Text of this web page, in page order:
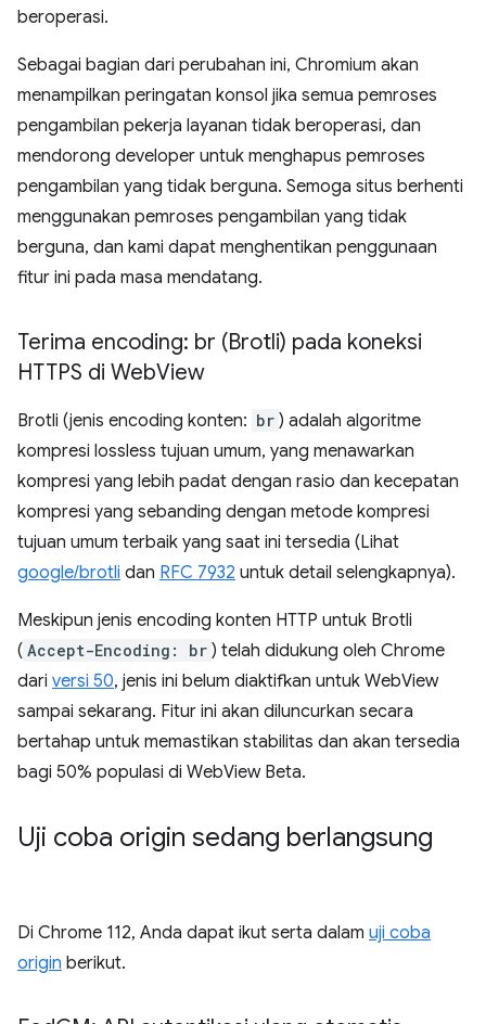
beroperasi.
Sebagai bagian dari perubahan ini, Chromium akan
menampilkan peringatan konsol jika semua pemroses
pengambilan pekerja layanan tidak beroperasi, dan
mendorong developer untuk menghapus pemroses
pengambilan yang tidak berguna. Semoga situs berhenti
menggunakan pemroses pengambilan yang tidak
berguna, dan kami dapat menghentikan penggunaan
fitur ini pada masa mendatang.
Terima encoding: br (Brotli) pada koneksi
HTTPS di WebView
Brotli (jenis encoding konten: br ) adalah algoritme
kompresi lossless tujuan umum, yang menawarkan
kompresi yang lebih padat dengan rasio dan kecepatan
kompresi yang sebanding dengan metode kompresi
tujuan umum terbaik yang saat ini tersedia (Lihat
google/brotli dan RFC 7932 untuk detail selengkapnya).
Meskipun jenis encoding konten HTTP untuk Brotli
( Accept-Encoding: br ) telah didukung oleh Chrome
dari versi 50, jenis ini belum diaktifkan untuk WebView
sampai sekarang. Fitur ini akan diluncurkan secara
bertahap untuk memastikan stabilitas dan akan tersedia
bagi 50% populasi di WebView Beta.
Uji coba origin sedang berlangsung
Di Chrome 112, Anda dapat ikut serta dalam uji coba
origin berikut.